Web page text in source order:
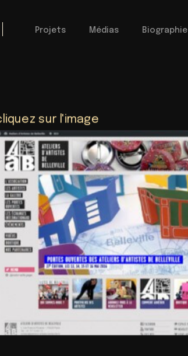
Projets Médias Biographie
sur l'image